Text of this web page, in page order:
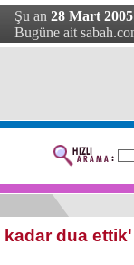
Şu an 28 Mart
Bugüne ait
kadar dua ettik'